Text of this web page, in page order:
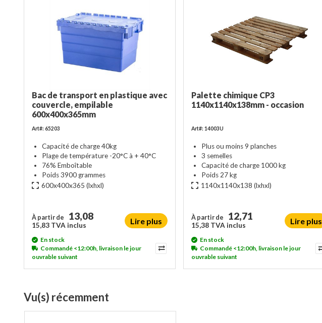
Bac de transport en plastique avec
couvercle, empilable
600x400x365mm
Art#: 65203
Capacité de charge 40kg
Plage de température -20°C à + 40°C
76% Emboîtable
Poids 3900 grammes
600x400x365 (lxhxl)
À partir de 13,08
15,83 TVA inclus Lire plus
En stock
Commandé <12:00h, livraison le jour
ouvrable suivant
Palette chimique CP3
1140x1140x138mm - occasion
Art#: 14003U
Plus ou moins 9 planches
3 semelles
Capacité de charge 1000 kg
Poids 27 kg
1140x1140x138 (lxhxl)
À partir de 12,71
15,38 TVA inclus Lire plus
En stock
Commandé <12:00h, livraison le jour
ouvrable suivant
Vu(s) récemment